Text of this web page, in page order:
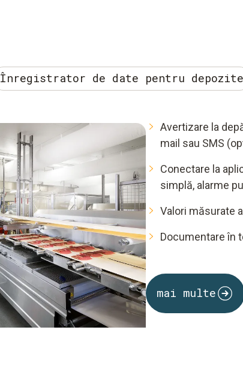
Înregistrator de date pentru depozite
Avertizare la
mail sau SMS
Conectare la
simplă, alarme
Valori măsurate
Documentare în
mai multe